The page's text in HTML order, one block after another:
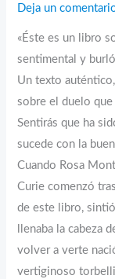
Deja un
«Éste es un libro
sentimental y
Un texto
sobre el duelo que
Sentirás que ha
sucede con la
Cuando Rosa
Curie comenzó
de este libro,
llenaba la cabeza
volver a verte
vertiginoso